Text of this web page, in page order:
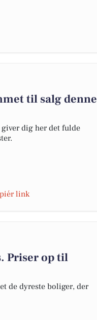
til salg denne
dig her det fulde
link
Priser op til
de dyreste boliger, der